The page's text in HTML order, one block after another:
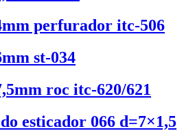
perfurador itc-506
st-034
roc itc-620/621
esticador 066 d=7×1,5